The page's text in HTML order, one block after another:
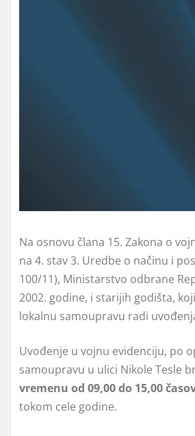
Na osno­vu čla­na 15. Za­ko­na o
na 4. stav 3. Ured­be o na­či­nu i
100/11), Ministarstvo odbrane
2002. go­di­ne, i sta­ri­jih go­di­šta,
lokalnu samoupravu ra­di
Uvo­đe­nje u voj­nu evi­den­ci­ju, po
samoupravu u ulici Nikole Tesle
vre­me­nu od 09,00 do 15,00
to­kom ce­le go­di­ne.